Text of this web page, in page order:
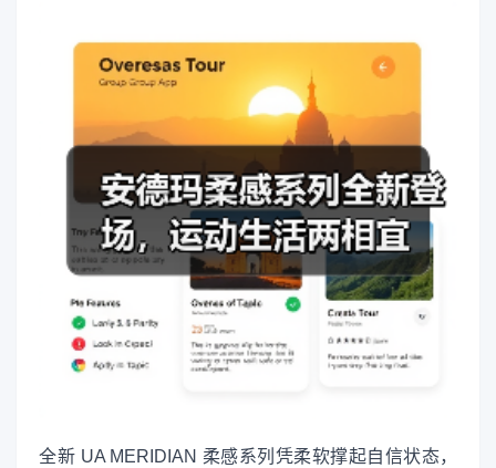
全新 UA MERIDIAN 柔感系列凭柔软撑起自信状态，